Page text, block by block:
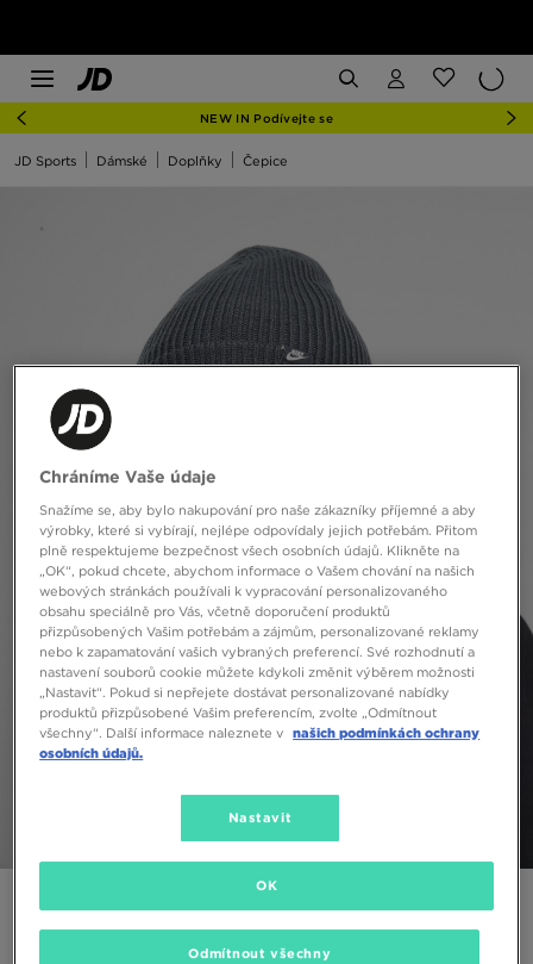
NEW IN Podívejte se
JD Sports Dámské Doplňky Čepice
Chráníme Vaše údaje
Snažíme se, aby bylo nakupování pro naše zákazníky příjemné a aby
výrobky, které si vybírají, nejlépe odpovídaly jejich potřebám. Přitom
plně respektujeme bezpečnost všech osobních údajů. Klikněte na
„OK“, pokud chcete, abychom informace o Vašem chování na našich
webových stránkách používali k vypracování personalizovaného
obsahu speciálně pro Vás, včetně doporučení produktů
přizpůsobených Vašim potřebám a zájmům, personalizované reklamy
nebo k zapamatování vašich vybraných preferencí. Své rozhodnutí a
nastavení souborů cookie můžete kdykoli změnit výběrem možnosti
„Nastavit“. Pokud si nepřejete dostávat personalizované nabídky
produktů přizpůsobené Vašim preferencím, zvolte „Odmítnout
všechny“. Další informace naleznete v našich podmínkách ochrany
osobních údajů.
Nastavit
Odmítnout všechny
OK